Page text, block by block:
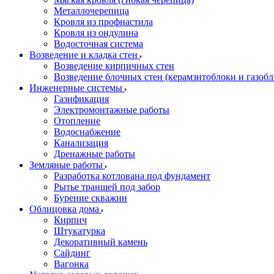
Металлочерепица
Кровля из профнастила
Кровля из ондулина
Водосточная система
Возведение и кладка стен
Возведение кирпичных стен
Возведение блочных стен (керамзитоблоки и
Инженерные системы
Газификация
Электромонтажные работы
Отопление
Водоснабжение
Канализация
Дренажные работы
Земляные работы
Разработка котлована под фундамент
Рытье траншей под забор
Бурение скважин
Облицовка дома
Кирпич
Штукатурка
Декоративный камень
Сайдинг
Вагонка